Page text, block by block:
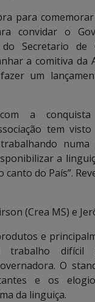
para
convidar o
Secretario de
a comitiva da
um
a conquista
tem
a
do País”.
(Crea MS) e
e
trabalho difícil
O
e os
da linguiça.